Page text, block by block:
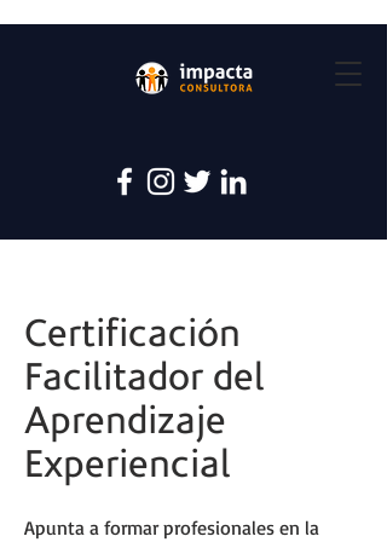
Certificación
Facilitador del
Aprendizaje
Experiencial
Apunta a formar profesionales en la